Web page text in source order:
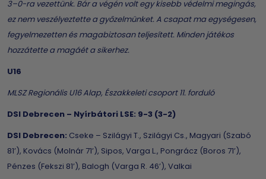
3–0-ra vezettünk. Bár a végén volt egy kisebb védelmi megingás,
ez nem veszélyeztette a győzelmünket. A csapat ma egységesen,
fegyelmezetten és magabiztosan teljesített. Minden játékos
hozzátette a magáét a sikerhez.
U16
MLSZ Regionális U16 Alap, Északkeleti csoport 11. forduló
DSI Debrecen – Nyírbátori LSE: 9-3 (3-2)
DSI Debrecen: Cseke – Szilágyi T., Szilágyi Cs., Magyari (Szabó
81’), Kovács (Molnár 71’), Sipos, Varga L., Pongrácz (Boros 71’),
Pénzes (Fekszi 81’), Balogh (Varga R. 46’), Valkai